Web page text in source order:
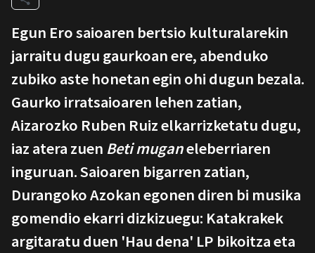
Egun Ero saioaren bertsio kulturalarekin
jarraitu dugu gaurkoan ere, abenduko
zubiko aste honetan egin ohi dugun bezala.
Gaurko irratsaioaren lehen zatian,
Aizarozko Ruben Ruiz elkarrizketatu dugu,
iaz atera zuen Beti muganeleberriaren
inguruan. Saioaren bigarren zatian,
Durangoko Azokan egonen diren bi musika
gomendio ekarri dizkizuegu: Katakrakek
argitaratu duen 'Hau dena' LP bikoitza eta